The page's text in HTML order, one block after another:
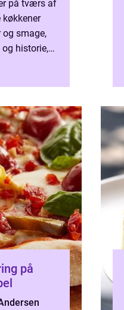
på tværs af
køkkener
smage,
historie,
på